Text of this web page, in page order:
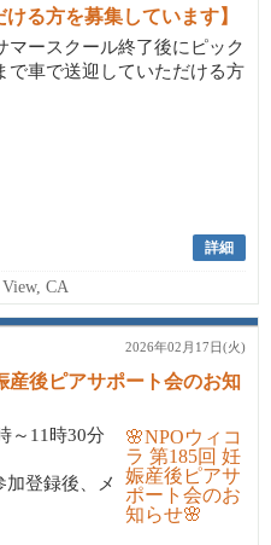
る方を募集しています】
マースクール終了後にピック
で車で送迎していただける方
詳細
CA
2026年02月17日(火)
産後ピアサポート会のお知
～11時30分
加登録後、メ